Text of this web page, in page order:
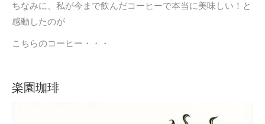
ちなみに、私が今まで飲んだコーヒーで本当に美味しい！と
感動したのが
こちらのコーヒー・・・
楽園珈琲